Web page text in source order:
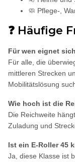
🧼 Pflege-,
❓ Häufige
Für wen eignet
Für alle, die
mittleren Strecken
Mobilitätslösung
Wie hoch ist die
Die Reichweite
Zuladung und
Ist ein E-Roller 45
Ja, diese Klasse ist